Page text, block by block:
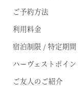
施設情報
宿泊プラン一覧
レストランメニュ
VIALAシリーズ
軽井沢
蓼科
蓼科アネックス
蓼科リゾートオ
※ご利用には
ご予約方法
利用料金
宿泊制限 / 特定期間
ハーヴェストポイン
ご友人のご紹介